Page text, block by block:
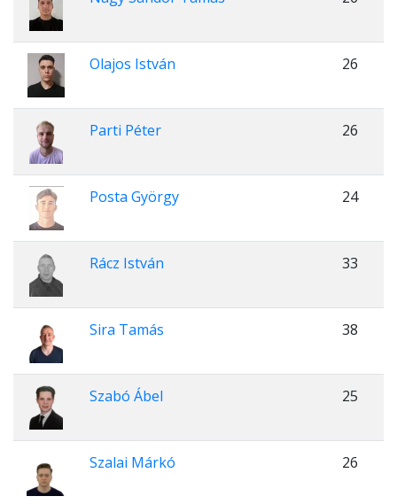
Olajos István 26
Parti Péter 26
Posta György 24
Rácz István 33
Sira Tamás 38
Szabó Ábel 25
Szalai Márkó 26